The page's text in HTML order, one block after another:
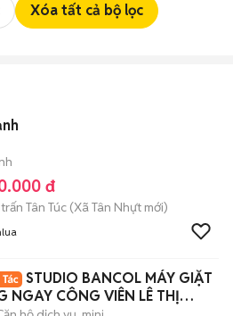
Xóa tất cả bộ lọc
đ
Tân Túc (Xã Tân Nhựt mới)
STUDIO BANCOL MÁY GIẶT
NGAY CÔNG VIÊN LÊ THỊ